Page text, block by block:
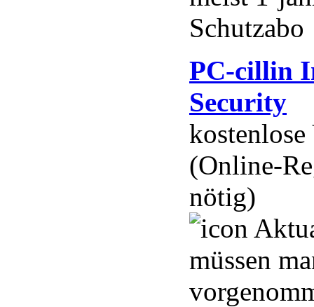
Schutzabo
PC-cillin
Security
kostenlose
(Online-
nötig)
müssen